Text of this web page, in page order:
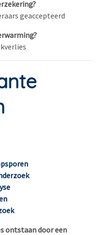
geaccepteerd
ontstaan door een